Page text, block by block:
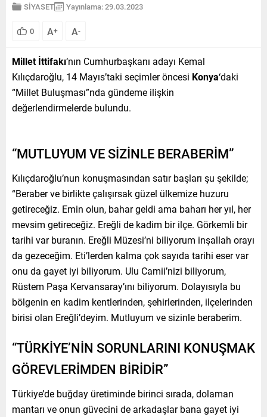
SİYASET Yayınlama: 29.03.2023
0 A+ A-
Millet İttifakı‘nın Cumhurbaşkanı adayı Kemal
Kılıçdaroğlu, 14 Mayıs’taki seçimler öncesi Konya‘daki
“Millet Buluşması”nda gündeme ilişkin
değerlendirmelerde bulundu.
“MUTLUYUM VE SİZİNLE BERABERİM”
Kılıçdaroğlu’nun konuşmasından satır başları şu şekilde;
“Beraber ve birlikte çalışırsak güzel ülkemize huzuru
getireceğiz. Emin olun, bahar geldi ama baharı her yıl, her
mevsim getireceğiz. Ereğli de kadim bir ilçe. Görkemli bir
tarihi var buranın. Ereğli Müzesi’ni biliyorum inşallah orayı
da gezeceğim. Eti’lerden kalma çok sayıda tarihi eser var
onu da gayet iyi biliyorum. Ulu Camii’nizi biliyorum,
Rüstem Paşa Kervansaray’ını biliyorum. Dolayısıyla bu
bölgenin en kadim kentlerinden, şehirlerinden, ilçelerinden
birisi olan Ereğli’deyim. Mutluyum ve sizinle beraberim.
“TÜRKİYE’NİN SORUNLARINI KONUŞMAK
GÖREVLERİMDEN BİRİDİR”
Türkiye’de buğday üretiminde birinci sırada, dolaman
mantarı ve onun güvecini de arkadaşlar bana gayet iyi